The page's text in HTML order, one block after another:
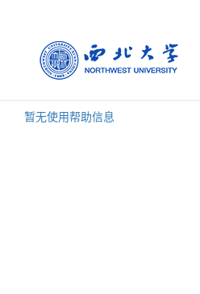
暂无使用帮助信息